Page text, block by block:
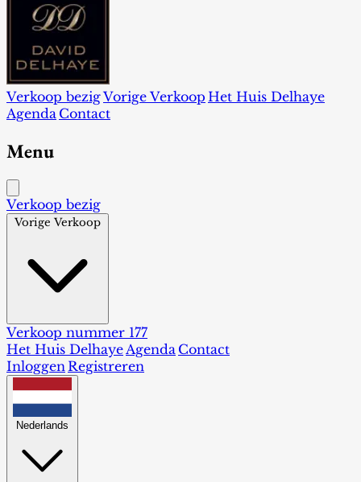
Verkoop bezigVorige Verkoop Het Huis Delhaye
Agenda Contact
Menu
Verkoop bezig
Vorige Verkoop
Verkoop nummer 177
Het Huis DelhayeAgenda Contact
InloggenRegistreren
Nederlands